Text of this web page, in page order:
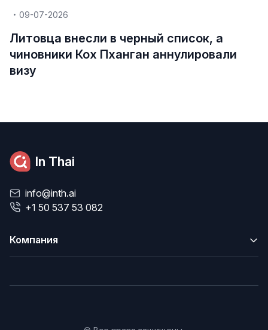
09-07-2026
Литовца внесли в черный список, а
чиновники Кох Пханган аннулировали
визу
In Thai
info@inth.ai
+1 50 537 53 082
Компания